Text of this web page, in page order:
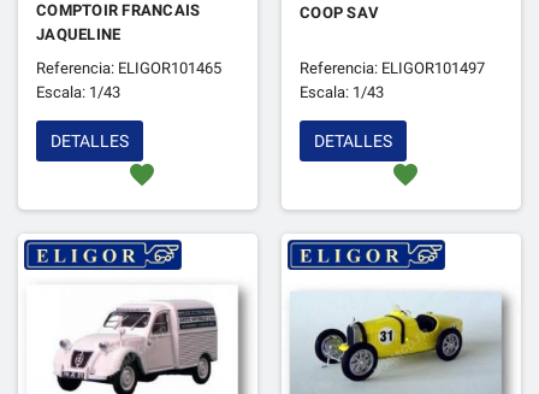
COMPTOIR FRANCAIS
JAQUELINE
Referencia: ELIGOR101465
Escala: 1/43
favorite
DETALLES
COOP SAV
Referencia: ELIGOR101497
Escala: 1/43
favorite
DETALLES